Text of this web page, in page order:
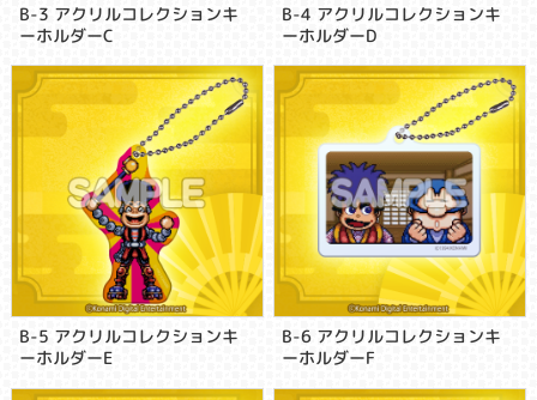
B-3 アクリルコレクションキ
ーホルダーC
B-4 アクリルコレクションキ
ーホルダーD
B-5 アクリルコレクションキ
ーホルダーE
B-6 アクリルコレクションキ
ーホルダーF